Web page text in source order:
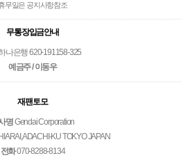
무일은 공지사항참조
무통장입금안내
나은행 620-191158-325
예금주 / 이동우
재팬토모
명Gendai Corporation
KU TOKYO JAPAN
전화070-8288-8134